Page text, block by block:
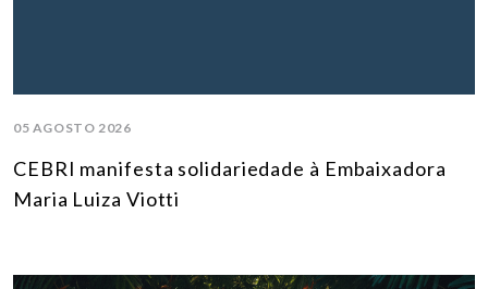
05 AGOSTO 2026
CEBRI manifesta solidariedade à Embaixadora
Maria Luiza Viotti